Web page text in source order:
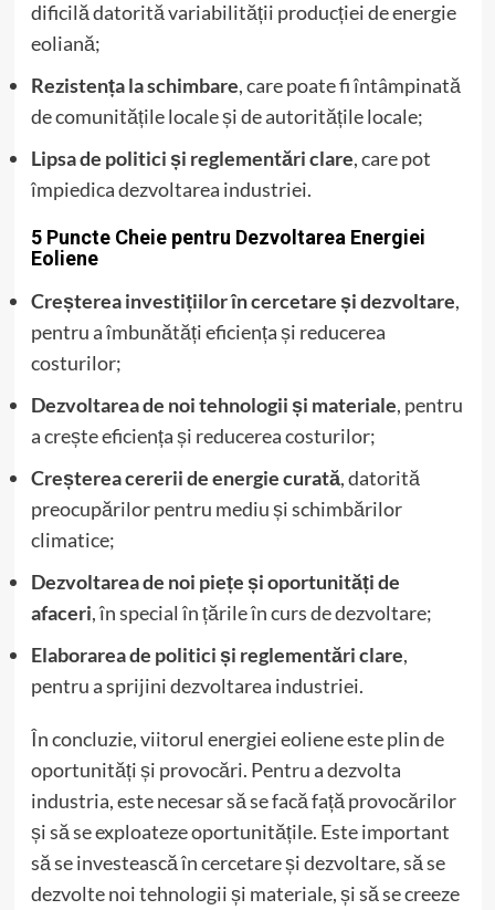
dificilă datorită variabilității producției de energie
eoliană;
Rezistența la schimbare, care poate fi întâmpinată
de comunitățile locale și de autoritățile locale;
Lipsa de politici și reglementări clare, care pot
împiedica dezvoltarea industriei.
5 Puncte Cheie pentru Dezvoltarea Energiei
Eoliene
Creșterea investițiilor în cercetare și dezvoltare,
pentru a îmbunătăți eficiența și reducerea
costurilor;
Dezvoltarea de noi tehnologii și materiale, pentru
a crește eficiența și reducerea costurilor;
Creșterea cererii de energie curată, datorită
preocupărilor pentru mediu și schimbărilor
climatice;
Dezvoltarea de noi piețe și oportunități de
afaceri, în special în țările în curs de dezvoltare;
Elaborarea de politici și reglementări clare,
pentru a sprijini dezvoltarea industriei.
În concluzie, viitorul energiei eoliene este plin de
oportunități și provocări. Pentru a dezvolta
industria, este necesar să se facă față provocărilor
și să se exploateze oportunitățile. Este important
să se investească în cercetare și dezvoltare, să se
dezvolte noi tehnologii și materiale, și să se creeze